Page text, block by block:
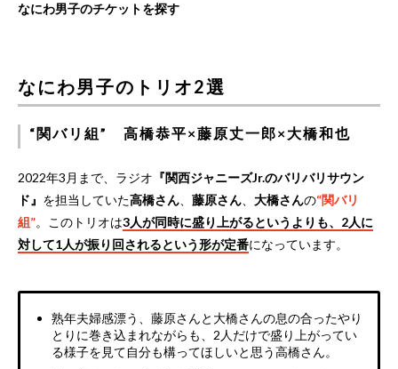
なにわ男子のチケットを探す
なにわ男子のトリオ2選
“関バリ組” 高橋恭平×藤原丈一郎×大橋和也
2022年3月まで、ラジオ 『関西ジャニーズJr.のバリバリサウン
ド』 を担当していた高橋さん 藤原さん 大橋さんの“関バリ
組”。このトリオは3人が同時に盛り上がるというよりも、2人に
対して1人が振り回されるという形が定番になっています。
熟年夫婦感漂う、藤原さんと大橋さんの息の合ったやり
とりに巻き込まれながらも、2人だけで盛り上がってい
る様子を見て自分も構ってほしいと思う高橋さん。